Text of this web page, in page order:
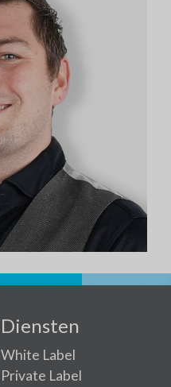
Diensten
White Label
Private Label